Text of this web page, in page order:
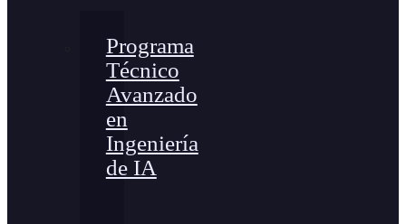
Programa
Técnico
Avanzado
en
Ingeniería
de IA